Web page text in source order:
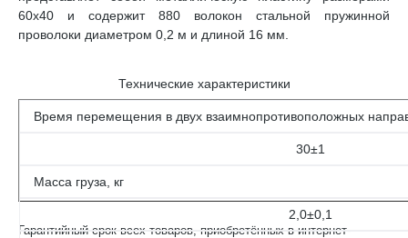
60х40 и содержит 880 волокон стальной пружинной
проволоки диаметром 0,2 м и длиной 16 мм.
Технические характеристики
Время перемещения в двух взаимнопротивоположных
30±1
Масса груза, кг
2,0±0,1
Гарантийный срок всех товаров, приобретённых в интернет-